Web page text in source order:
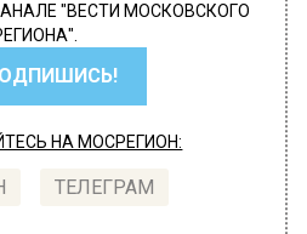
"ВЕСТИ МОСКОВСКОГО
НА МОСРЕГИОН:
ТЕЛЕГРАМ